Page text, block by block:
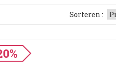
Sorteren :